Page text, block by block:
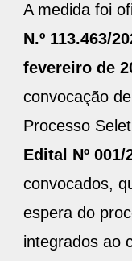
A medida foi
N.º 113.463/
fevereiro de
convocação
Processo
Edital Nº 001/
convocados,
espera do
integrados ao